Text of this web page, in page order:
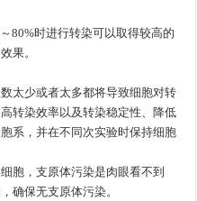
时进行转染可以取得较高的
果。
少或者太多都将导致细胞对转
转染效率以及转染稳定性、降低
系，并在不同次实验时保持细胞
，支原体污染是肉眼看不到
确保无支原体污染。